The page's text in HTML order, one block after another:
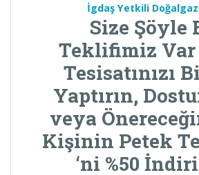
İgdaş Yetkili Doğalgaz
Size Şöyle
Teklifimiz Var
Tesisatınızı
Yaptırın,
veya
Kişinin Petek
‘ni %50